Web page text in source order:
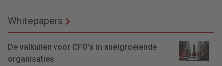
Whitepapers
De valkuilen voor CFO’s in snelgroeiende
organisaties